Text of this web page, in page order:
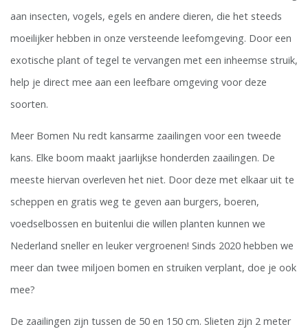
aan insecten, vogels, egels en andere dieren, die het steeds
moeilijker hebben in onze versteende leefomgeving. Door een
exotische plant of tegel te vervangen met een inheemse struik,
help je direct mee aan een leefbare omgeving voor deze
soorten.
Meer Bomen Nu redt kansarme zaailingen voor een tweede
kans. Elke boom maakt jaarlijkse honderden zaailingen. De
meeste hiervan overleven het niet. Door deze met elkaar uit te
scheppen en gratis weg te geven aan burgers, boeren,
voedselbossen en buitenlui die willen planten kunnen we
Nederland sneller en leuker vergroenen! Sinds 2020 hebben we
meer dan twee miljoen bomen en struiken verplant, doe je ook
mee?
De zaailingen zijn tussen de 50 en 150 cm. Slieten zijn 2 meter